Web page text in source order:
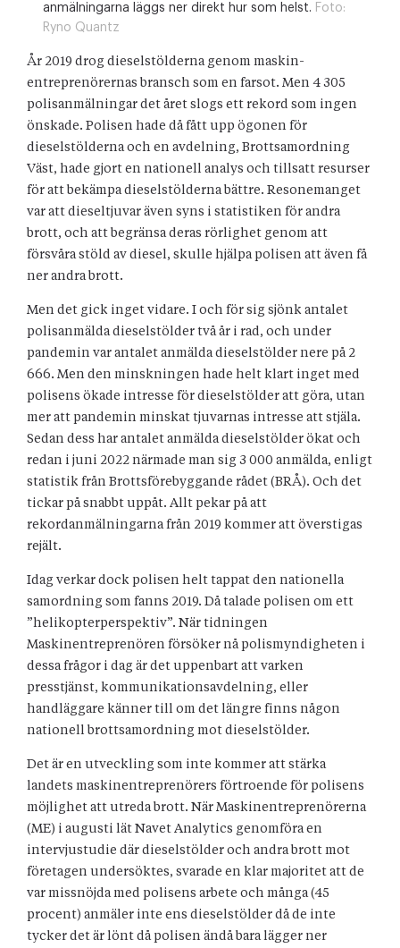
anmälningarna läggs ner direkt hur som helst. Foto:
Ryno Quantz
År 2019 drog dieselstölderna genom maskin-
entreprenörernas bransch som en farsot. Men 4 305
polisanmälningar det året slogs ett rekord som ingen
önskade. Polisen hade då fått upp ögonen för
dieselstölderna och en avdelning, Brottsamordning
Väst, hade gjort en nationell analys och tillsatt resurser
för att bekämpa dieselstölderna bättre. Resonemanget
var att dieseltjuvar även syns i statistiken för andra
brott, och att begränsa deras rörlighet genom att
försvåra stöld av diesel, skulle hjälpa polisen att även få
ner andra brott.
Men det gick inget vidare. I och för sig sjönk antalet
polisanmälda dieselstölder två år i rad, och under
pandemin var antalet anmälda dieselstölder nere på 2
666. Men den minskningen hade helt klart inget med
polisens ökade intresse för dieselstölder att göra, utan
mer att pandemin minskat tjuvarnas intresse att stjäla.
Sedan dess har antalet anmälda dieselstölder ökat och
redan i juni 2022 närmade man sig 3 000 anmälda, enligt
statistik från Brottsförebyggande rådet (BRÅ). Och det
tickar på snabbt uppåt. Allt pekar på att
rekordanmälningarna från 2019 kommer att överstigas
rejält.
Idag verkar dock polisen helt tappat den nationella
samordning som fanns 2019. Då talade polisen om ett
”helikopterperspektiv”. När tidningen
Maskinentreprenören försöker nå polismyndigheten i
dessa frågor i dag är det uppenbart att varken
presstjänst, kommunikationsavdelning, eller
handläggare känner till om det längre finns någon
nationell brottsamordning mot dieselstölder.
Det är en utveckling som inte kommer att stärka
landets maskinentreprenörers förtroende för polisens
möjlighet att utreda brott. När Maskinentreprenörerna
(ME) i augusti lät Navet Analytics genomföra en
intervjustudie där dieselstölder och andra brott mot
företagen undersöktes, svarade en klar majoritet att de
var missnöjda med polisens arbete och många (45
procent) anmäler inte ens dieselstölder då de inte
tycker det är lönt då polisen ändå bara lägger ner